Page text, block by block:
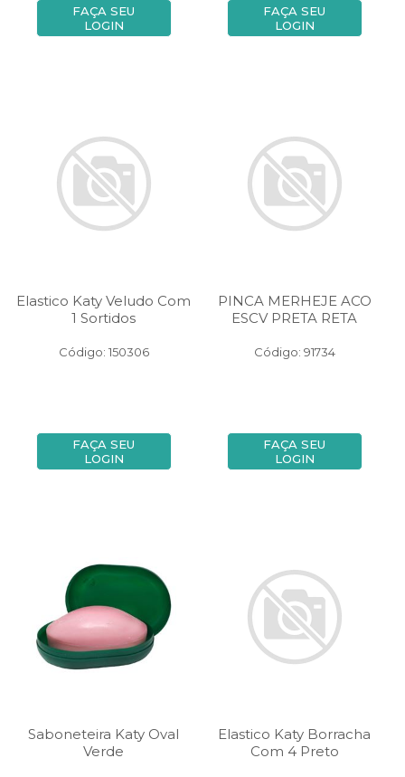
FAÇA SEU
LOGIN
FAÇA SEU
LOGIN
Elastico Katy Veludo Com
1 Sortidos
Código: 150306
FAÇA SEU
LOGIN
PINCA MERHEJE ACO
ESCV PRETA RETA
Código: 91734
FAÇA SEU
LOGIN
Saboneteira Katy Oval
Verde
Elastico Katy Borracha
Com 4 Preto